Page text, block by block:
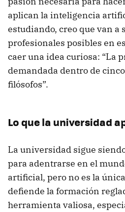
aplican la inteligencia
estudiando, creo que van a
profesionales posibles en
caer una idea curiosa: “La
demandada dentro de
filósofos”.
Lo que la universidad
La universidad sigue
para adentrarse en el
artificial, pero no es la
defiende la formación
herramienta valiosa,